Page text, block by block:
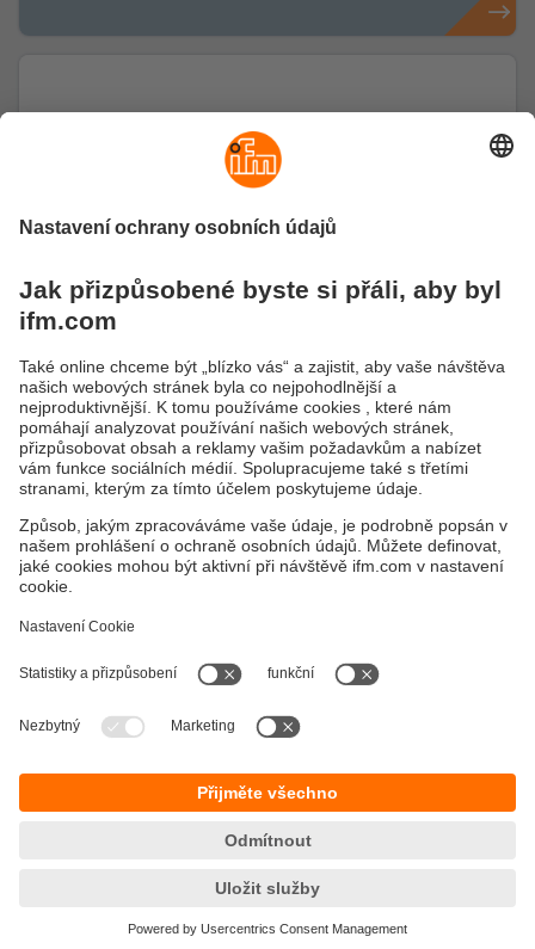
Měřicí kompaktní fotoelektrický senzor se
snadné nastavení spínacího bodu pomocí